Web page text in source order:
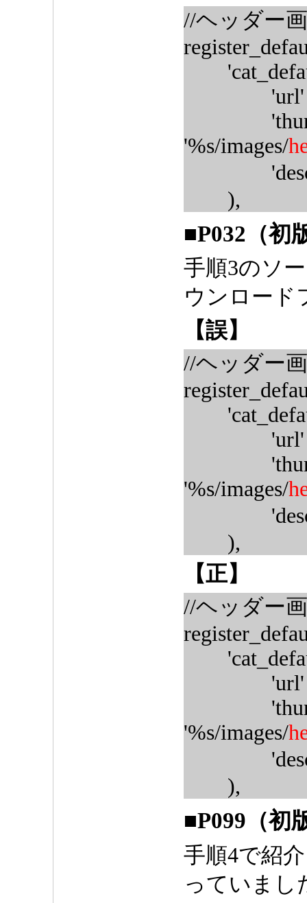
//ヘッダー
'url' =>
'%s/images/
),
■P032（初
手順3のソ
ウンロード
【誤】
//ヘッダー
'url' =>
'%s/images/
),
【正】
//ヘッダー
'url' =>
'%s/images/
),
■P099（初
手順4で紹
っていまし